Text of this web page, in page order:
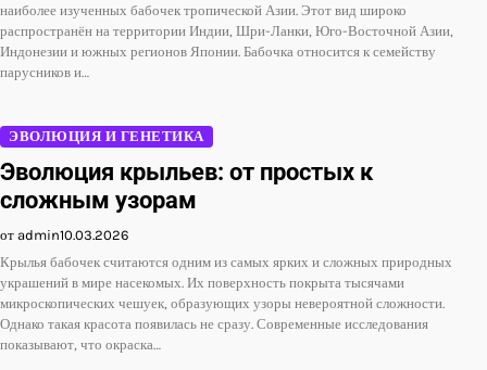
наиболее изученных бабочек тропической Азии. Этот вид широко
распространён на территории Индии, Шри-Ланки, Юго-Восточной Азии,
Индонезии и южных регионов Японии. Бабочка относится к семейству
парусников и…
ЭВОЛЮЦИЯ И ГЕНЕТИКА
Эволюция крыльев: от простых к
сложным узорам
от admin10.03.2026
Крылья бабочек считаются одним из самых ярких и сложных природных
украшений в мире насекомых. Их поверхность покрыта тысячами
микроскопических чешуек, образующих узоры невероятной сложности.
Однако такая красота появилась не сразу. Современные исследования
показывают, что окраска…